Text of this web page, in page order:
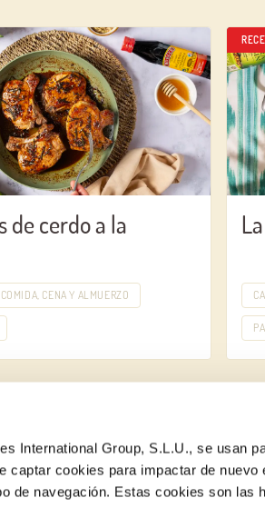
International Group, S.L.U., se usan
captar cookies para impactar de nuevo
de navegación. Estas cookies son las
de cerdo a la
COMIDA, CENA Y ALMUERZO